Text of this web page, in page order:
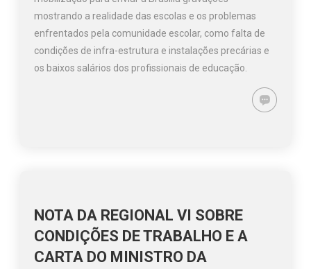
mostrando a realidade das escolas e os problemas
enfrentados pela comunidade escolar, como falta de
condições de infra-estrutura e instalações precárias e
os baixos salários dos profissionais de educação.
NOTA DA REGIONAL VI SOBRE
CONDIÇÕES DE TRABALHO E A
CARTA DO MINISTRO DA